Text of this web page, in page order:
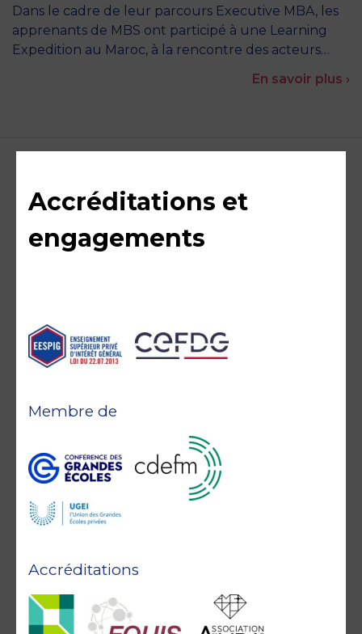
Dans le cadre de leur parcours Executive MBA, les
apprenants de MBS ont participé à une Learning
Expedition au Maroc, à la rencontre des acteurs…
En savoir plus ›
Accréditations et
engagements
Accréditations
Membre de